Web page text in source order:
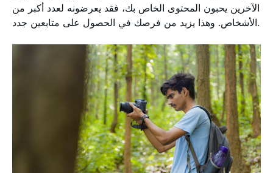
الآخرين يحبون المحتوى الخاص بك، فقد يعرضونه لعدد أكبر من
الأشخاص. وهذا يزيد من فرصك في الحصول على متابعين جدد.